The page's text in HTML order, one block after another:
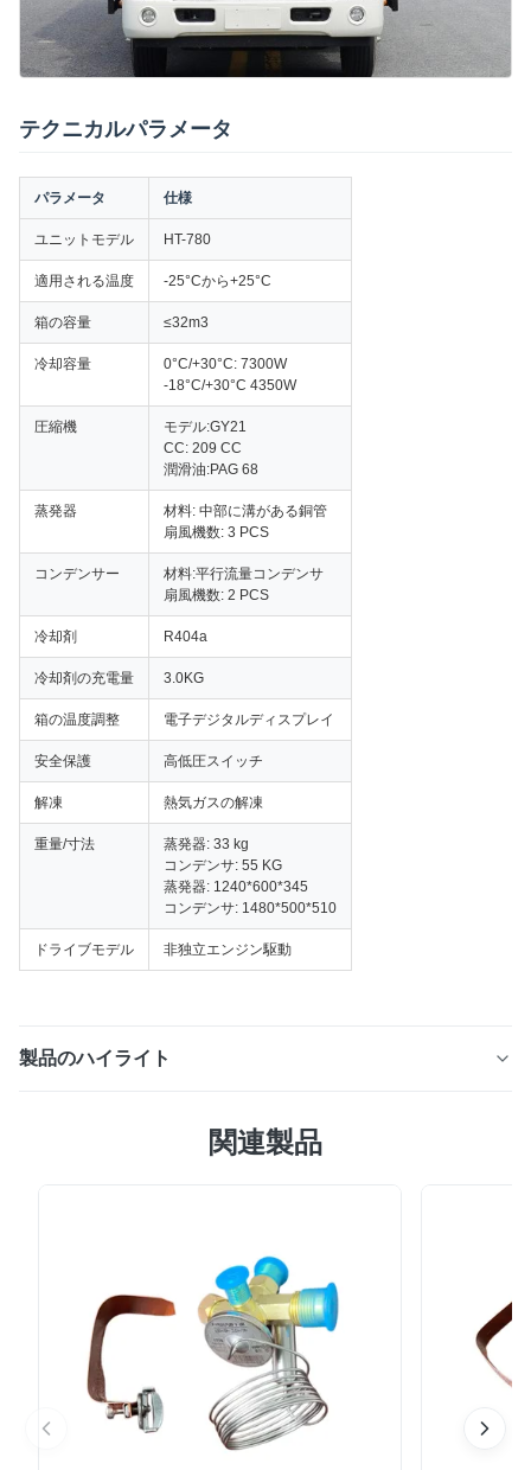
テクニカルパラメータ
パラメータ 仕様
ユニットモデル HT-780
適用される温度 -25°Cから+25°C
箱の容量 ≤32m3
冷却容量
0°C/+30°C: 7300W
-18°C/+30°C 4350W
圧縮機
モデル:GY21
CC: 209 CC
潤滑油:PAG 68
蒸発器
材料: 中部に溝がある銅管
扇風機数: 3 PCS
コンデンサー
材料:平行流量コンデンサ
扇風機数: 2 PCS
冷却剤 R404a
冷却剤の充電量 3.0KG
箱の温度調整 電子デジタルディスプレイ
安全保護 高低圧スイッチ
解凍 熱気ガスの解凍
重量/寸法
蒸発器: 33 kg
コンデンサ: 55 KG
蒸発器: 1240*600*345
コンデンサ: 1480*500*510
ドライブモデル 非独立エンジン駆動
製品のハイライト
～ +25°C まで冷却。 0℃で7300Wの容量、信頼性の高
スタム オプションが利用可能です。
関連製品